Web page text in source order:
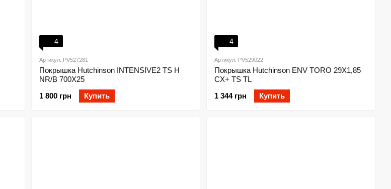
4
Артикул: PV527281
Покрышка Hutchinson INTENSIVE2 TS H
NR/B 700X25
1 800 грн
Купить
4
Артикул: PV529022
Покрышка Hutchinson ENV TORO 29X1,85
CX+ TS TL
1 344 грн
Купить